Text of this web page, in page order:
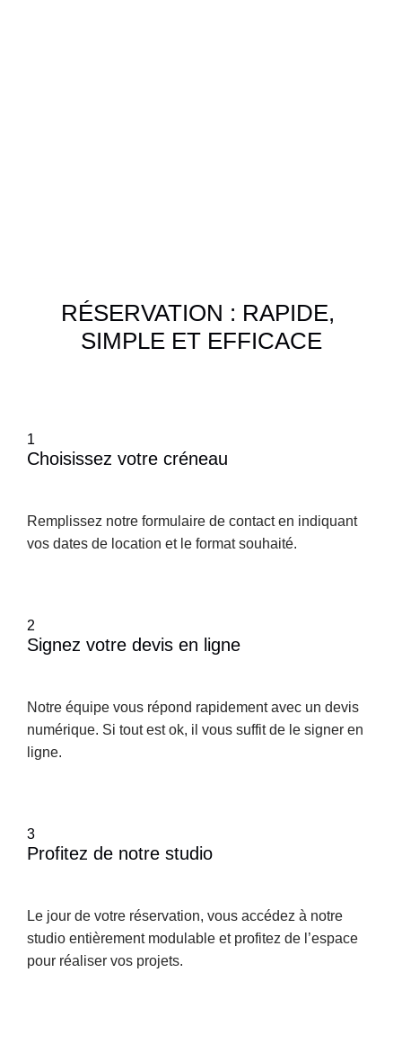
RÉSERVATION : RAPIDE,
SIMPLE ET EFFICACE
1
Choisissez votre créneau
Remplissez notre formulaire de contact en indiquant
vos dates de location et le format souhaité.
2
Signez votre devis en ligne
Notre équipe vous répond rapidement avec un devis
numérique. Si tout est ok, il vous suffit de le signer en
ligne.
3
Profitez de notre studio
Le jour de votre réservation, vous accédez à notre
studio entièrement modulable et profitez de l’espace
pour réaliser vos projets.